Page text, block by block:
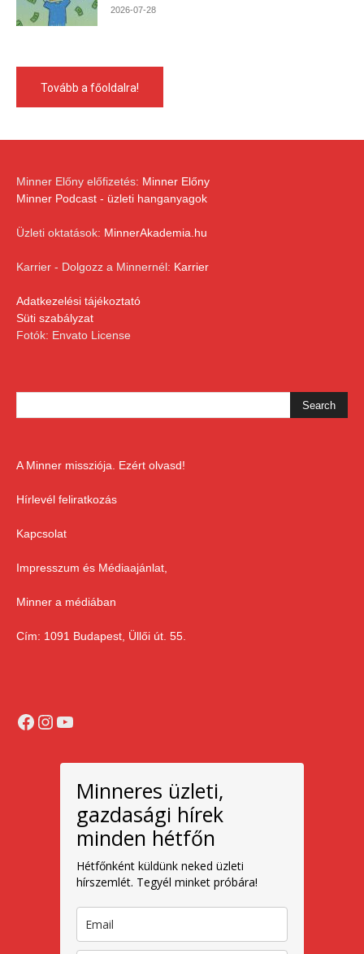
2026-07-28
Tovább a főoldalra!
Minner Előny előfizetés: Minner Előny
Minner Podcast - üzleti hanganyagok
Üzleti oktatások: MinnerAkademia.hu
Karrier - Dolgozz a Minnernél: Karrier
Adatkezelési tájékoztató
Süti szabályzat
Fotók: Envato License
A Minner missziója. Ezért olvasd!
Hírlevél feliratkozás
Kapcsolat
Impresszum és Médiaajánlat,
Minner a médiában
Cím: 1091 Budapest, Üllői út. 55.
Facebook
Instagram
YouTube
Minneres üzleti,
gazdasági hírek
minden hétfőn
Hétfőnként küldünk neked üzleti
hírszemlét. Tegyél minket próbára!